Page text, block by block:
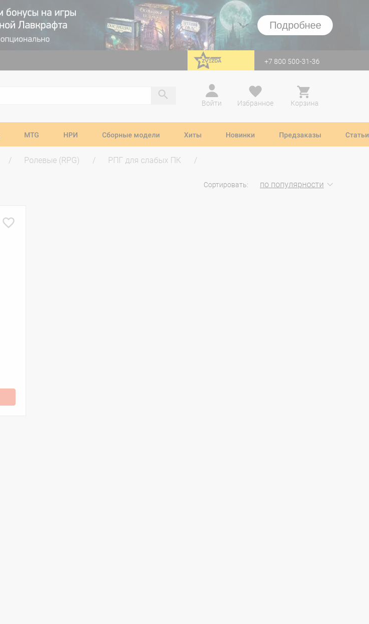
Подробнее
перейти на Zvezda +7 800 500-31-36
Войти
Избранное Корзина
MTG НРИ Сборные модели Хиты Новинки Предзаказы Статьи
Ролевые (RPG) РПГ для слабых ПК
Сортировать: по популярности